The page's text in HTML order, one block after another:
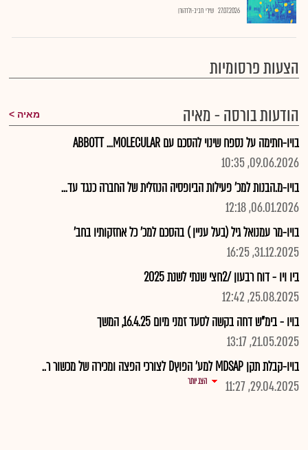
27.07.2026 שירי חביב-ולדהורן
הצעות פרסומיות
הודעות בורסה - מאיה
מאיה
בויו-חתימה על נספח שינוי להסכם עם ABBOTT ...MOLECULAR
09.06.2026, 10:35
בויו-מ.הבנות למכ' פעילות הביופסיה הנוזלית של החברה כנגד עד...
06.01.2026, 12:18
בויו-מר עמנואל גיל (בעל עניין ) בהסכם למכ' כל אחזקותיו בחב'
31.12.2025, 16:25
ביו ויו - דוח רבעון /2חצי שנתי לשנת 2025
25.08.2025, 12:42
בויו - בימ"ש דחה בקשה לסעד זמני מיום 16.4.25, המשך
21.05.2025, 13:17
בויו-קבלת תקן MDSAP למע' הפוץD לצורכי הפצה ומכירה של מכשור ר..
29.04.2025, 11:27
הצג יותר